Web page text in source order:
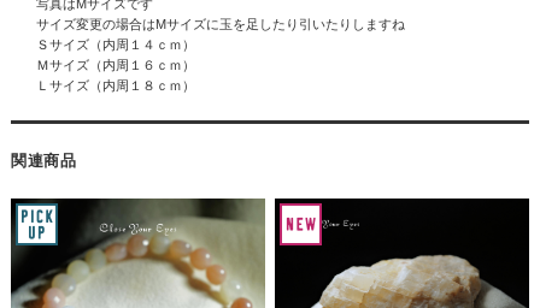
写真はMサイズです
サイズ変更の場合はMサイズに玉を足したり引いたりしますね
Ｓサイズ（内周１４ｃｍ）
Ｍサイズ（内周１６ｃｍ）
Ｌサイズ（内周１８ｃｍ）
関連商品